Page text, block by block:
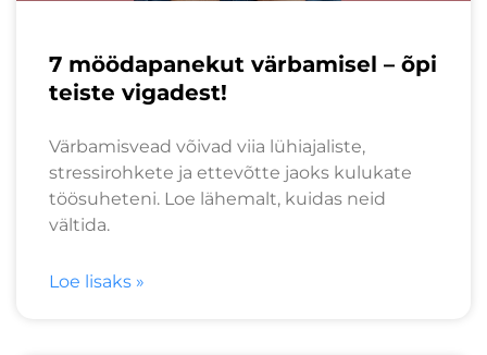
7 möödapanekut värbamisel – õpi
teiste vigadest!
Värbamisvead võivad viia lühiajaliste,
stressirohkete ja ettevõtte jaoks kulukate
töösuheteni. Loe lähemalt, kuidas neid
vältida.
Loe lisaks »